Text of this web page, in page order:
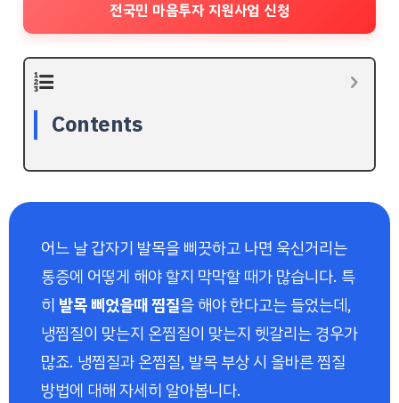
전국민 마음투자 지원사업 신청
Contents
어느 날 갑자기 발목을 삐끗하고 나면 욱신거리는
통증에 어떻게 해야 할지 막막할 때가 많습니다. 특
히 발목 삐었을때 찜질을 해야 한다고는 들었는데,
냉찜질이 맞는지 온찜질이 맞는지 헷갈리는 경우가
많죠. 냉찜질과 온찜질, 발목 부상 시 올바른 찜질
방법에 대해 자세히 알아봅니다.